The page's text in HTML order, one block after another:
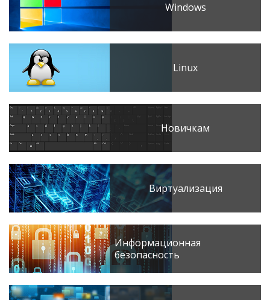
Windows
Linux
Новичкам
Виртуализация
Информационная
безопасность